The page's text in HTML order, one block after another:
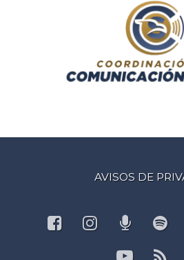
AVISOS DE
Facebook
Instagram